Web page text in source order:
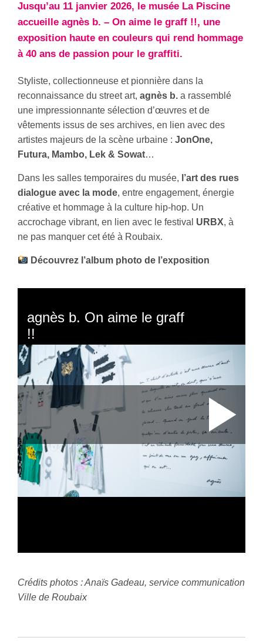
Jusqu’au 11 janvier 2026, le musée La Piscine
accueille agnès b. – On aime le graff !!, une
exposition haute en couleurs qui rend hommage
à 40 ans de passion pour le graffiti.
Styliste, collectionneuse et pionnière dans la
reconnaissance du street art, agnès b. a rassemblé
une impressionnante sélection d’œuvres et de
vêtements issus de ses archives, en lien avec des
artistes majeurs de la scène urbaine : JonOne,
Futura, Mambo, Lek & Sowat…
Dans les salles temporaires du musée, l’art des rues
dialogue avec la mode, entre engagement, énergie
créative et hommage à la culture hip-hop. Un
accrochage vibrant, en lien avec le festival URBX, à
ne pas manquer cet été à Roubaix.
Découvrez l’album photo de l’exposition
Crédits photos : Anaïs Gadeau, service communication
Ville de Roubaix